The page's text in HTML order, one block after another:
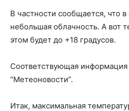
В частности сообщается, что
небольшая облачность. А вот
этом будет до +18 градусов.
Соответствующая информация
“Метеоновости”.
Итак, максимальная